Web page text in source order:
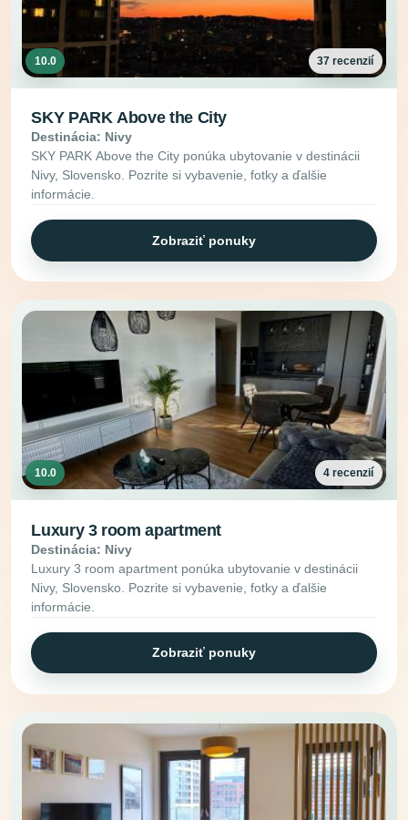
10.0 37 recenzií
SKY PARK Above the City
Destinácia: Nivy
SKY PARK Above the City ponúka ubytovanie v destinácii
Nivy, Slovensko. Pozrite si vybavenie, fotky a ďalšie
informácie.
Zobraziť ponuky
10.0 4 recenzií
Luxury 3 room apartment
Destinácia: Nivy
Luxury 3 room apartment ponúka ubytovanie v destinácii
Nivy, Slovensko. Pozrite si vybavenie, fotky a ďalšie
informácie.
Zobraziť ponuky